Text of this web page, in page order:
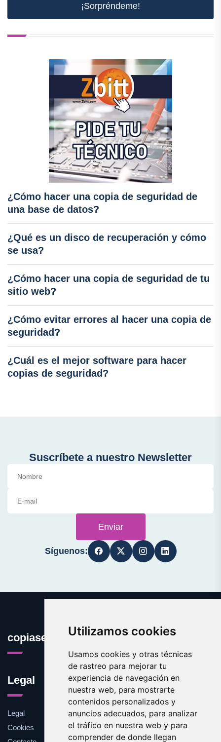
Utilizamos cookies
Usamos cookies y otras técnicas
de rastreo para mejorar tu
experiencia de navegación en
nuestra web, para mostrarte
contenidos personalizados y
anuncios adecuados, para analizar
el tráfico en nuestra web y para
comprender de donde llegan
¡Sorpréndeme!
¿Cómo hacer una copia de seguridad de
una base de datos?
¿Qué es un disco de recuperación y cómo
se usa?
¿Cómo hacer una copia de seguridad de tu
sitio web?
¿Cómo evitar errores al hacer una copia de
seguridad?
¿Cuál es el mejor software para hacer
copias de seguridad?
Suscríbete a nuestro Newsletter
Enviar
Síguenos:
copiaseguridad.es
Legal
Legal
Cookies